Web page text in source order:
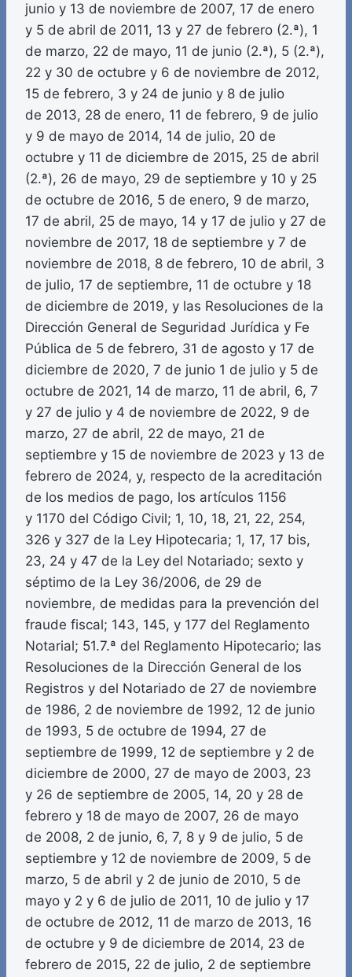
junio y 13 de noviembre de 2007, 17 de enero
y 5 de abril de 2011, 13 y 27 de febrero (2.ª), 1
de marzo, 22 de mayo, 11 de junio (2.ª), 5 (2.ª),
22 y 30 de octubre y 6 de noviembre de 2012,
15 de febrero, 3 y 24 de junio y 8 de julio
de 2013, 28 de enero, 11 de febrero, 9 de julio
y 9 de mayo de 2014, 14 de julio, 20 de
octubre y 11 de diciembre de 2015, 25 de abril
(2.ª), 26 de mayo, 29 de septiembre y 10 y 25
de octubre de 2016, 5 de enero, 9 de marzo,
17 de abril, 25 de mayo, 14 y 17 de julio y 27 de
noviembre de 2017, 18 de septiembre y 7 de
noviembre de 2018, 8 de febrero, 10 de abril, 3
de julio, 17 de septiembre, 11 de octubre y 18
de diciembre de 2019, y las Resoluciones de la
Dirección General de Seguridad Jurídica y Fe
Pública de 5 de febrero, 31 de agosto y 17 de
diciembre de 2020, 7 de junio 1 de julio y 5 de
octubre de 2021, 14 de marzo, 11 de abril, 6, 7
y 27 de julio y 4 de noviembre de 2022, 9 de
marzo, 27 de abril, 22 de mayo, 21 de
septiembre y 15 de noviembre de 2023 y 13 de
febrero de 2024, y, respecto de la acreditación
de los medios de pago, los artículos 1156
y 1170 del Código Civil; 1, 10, 18, 21, 22, 254,
326 y 327 de la Ley Hipotecaria; 1, 17, 17 bis,
23, 24 y 47 de la Ley del Notariado; sexto y
séptimo de la Ley 36/2006, de 29 de
noviembre, de medidas para la prevención del
fraude fiscal; 143, 145, y 177 del Reglamento
Notarial; 51.7.ª del Reglamento Hipotecario; las
Resoluciones de la Dirección General de los
Registros y del Notariado de 27 de noviembre
de 1986, 2 de noviembre de 1992, 12 de junio
de 1993, 5 de octubre de 1994, 27 de
septiembre de 1999, 12 de septiembre y 2 de
diciembre de 2000, 27 de mayo de 2003, 23
y 26 de septiembre de 2005, 14, 20 y 28 de
febrero y 18 de mayo de 2007, 26 de mayo
de 2008, 2 de junio, 6, 7, 8 y 9 de julio, 5 de
septiembre y 12 de noviembre de 2009, 5 de
marzo, 5 de abril y 2 de junio de 2010, 5 de
mayo y 2 y 6 de julio de 2011, 10 de julio y 17
de octubre de 2012, 11 de marzo de 2013, 16
de octubre y 9 de diciembre de 2014, 23 de
febrero de 2015, 22 de julio, 2 de septiembre